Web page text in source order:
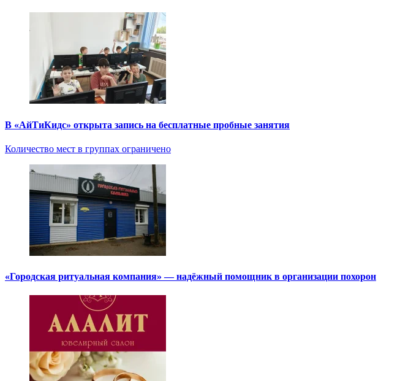
В «АйТиКидс» открыта запись на бесплатные пробные занятия
Количество мест в группах ограничено
«Городская ритуальная компания» — надёжный помощник в организации похорон